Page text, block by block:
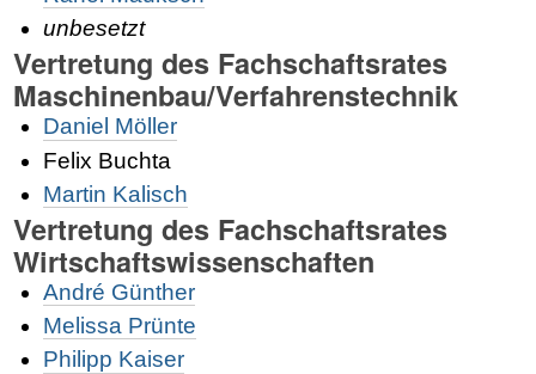
unbesetzt
Vertretung des Fachschaftsrates
Maschinenbau/Verfahrenstechnik
Daniel Möller
Felix Buchta
Martin Kalisch
Vertretung des Fachschaftsrates
Wirtschaftswissenschaften
André Günther
Melissa Prünte
Philipp Kaiser